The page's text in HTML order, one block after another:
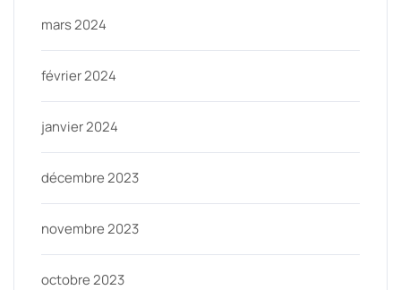
mars 2024
février 2024
janvier 2024
décembre 2023
novembre 2023
octobre 2023